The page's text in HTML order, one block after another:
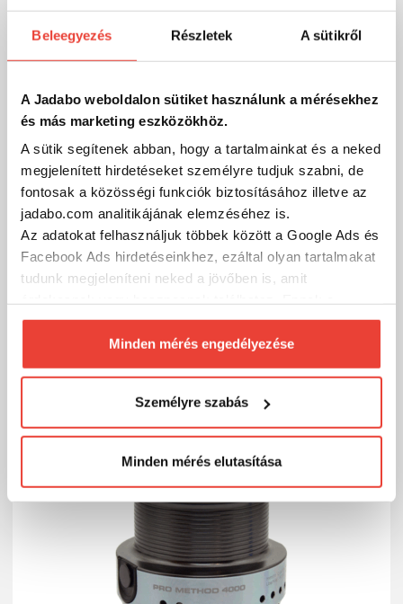
Beleegyezés Részletek A sütikről
A Jadabo weboldalon sütiket használunk a mérésekhez
és más marketing eszközökhöz.
A sütik segítenek abban, hogy a tartalmainkat és a neked
megjelenített hirdetéseket személyre tudjuk szabni, de
fontosak a közösségi funkciók biztosításához illetve az
jadabo.com analitikájának elemzéséhez is.
Az adatokat felhasználjuk többek között a Google Ads és
Facebook Ads hirdetéseinkhez, ezáltal olyan tartalmakat
tudunk megjeleníteni neked a jövőben is, amit
biztosításához arra kérünk, hogy engedd meg
számunkra minden mérés használatát.
Természetesensoha semmilyen formában nem fogunk
megváltoztathatod a döntésed ezzel kapcsolatban.
Előre is köszönjük!
Minden mérés engedélyezése
Személyre szabás
Minden mérés elutasítása
By Döme TF Pro Method Feeder 6000 Pótdob
SZÁKOLOM